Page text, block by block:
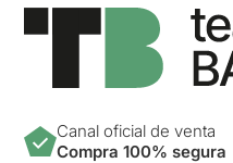
Canal oficial de venta
Compra 100% segura